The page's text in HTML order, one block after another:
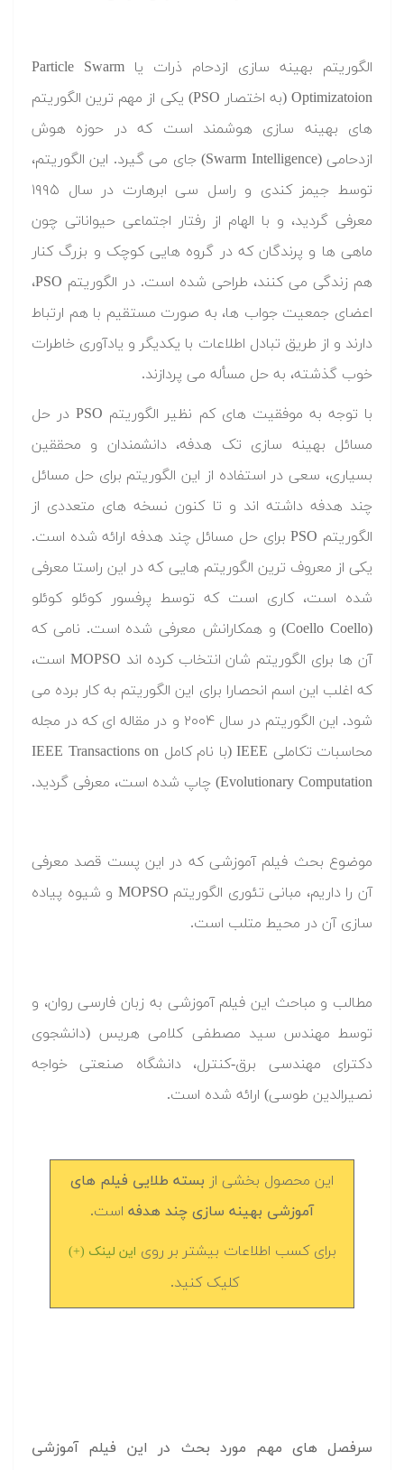
الگوریتم بهینه سازی ازدحام ذرات یا Particle Swarm
Optimizatoion (به اختصار PSO) یکی از مهم ترین الگوریتم
های بهینه سازی هوشمند است که در حوزه هوش
ازدحامی (Swarm Intelligence) جای می گیرد. این الگوریتم،
توسط جیمز کندی و راسل سی ابرهارت در سال ۱۹۹۵
معرفی گردید، و با الهام از رفتار اجتماعی حیواناتی چون
ماهی ها و پرندگان که در گروه هایی کوچک و بزرگ کنار
هم زندگی می کنند، طراحی شده است. در الگوریتم PSO،
اعضای جمعیت جواب ها، به صورت مستقیم با هم ارتباط
دارند و از طریق تبادل اطلاعات با یکدیگر و یادآوری خاطرات
خوب گذشته، به حل مسأله می پردازند.
با توجه به موفقیت های کم نظیر الگوریتم PSO در حل
مسائل بهینه سازی تک هدفه، دانشمندان و محققین
بسیاری، سعی در استفاده از این الگوریتم برای حل مسائل
چند هدفه داشته اند و تا کنون نسخه های متعددی از
الگوریتم PSO برای حل مسائل چند هدفه ارائه شده است.
یکی از معروف ترین الگوریتم هایی که در این راستا معرفی
شده است، کاری است که توسط پرفسور کوئلو کوئلو
(Coello Coello) و همکارانش معرفی شده است. نامی که
آن ها برای الگوریتم شان انتخاب کرده اند MOPSO است،
که اغلب این اسم انحصارا برای این الگوریتم به کار برده می
شود. این الگوریتم در سال ۲۰۰۴ و در مقاله ای که در مجله
محاسبات تکاملی IEEE (با نام کامل IEEE Transactions on
Evolutionary Computation) چاپ شده است، معرفی گردید.
موضوع بحث فیلم آموزشی که در این پست قصد معرفی
آن را داریم، مبانی تئوری الگوریتم MOPSO و شیوه پیاده
سازی آن در محیط متلب است.
مطالب و مباحث این فیلم آموزشی به زبان فارسی روان، و
توسط مهندس سید مصطفی کلامی هریس (دانشجوی
دکترای مهندسی برق-کنترل، دانشگاه صنعتی خواجه
نصیرالدین طوسی) ارائه شده است.
این محصول بخشی از بسته طلایی فیلم های
آموزشی بهینه سازی چند هدفه است.
برای کسب اطلاعات بیشتر بر روی این لینک (+)
کلیک کنید.
سرفصل های مهم مورد بحث در این فیلم آموزشی